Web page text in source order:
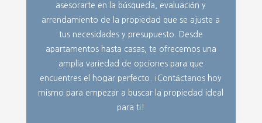
asesorarte en la búsqueda, evaluación y
arrendamiento de la propiedad que se ajuste a
tus necesidades y presupuesto. Desde
apartamentos hasta casas, te ofrecemos una
amplia variedad de opciones para que
encuentres el hogar perfecto. ¡Contáctanos hoy
mismo para empezar a buscar la propiedad ideal
para ti!